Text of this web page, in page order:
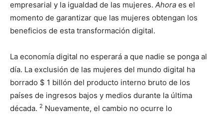
empresarial y la igualdad de las mujeres. Ahora es el
momento de garantizar que las mujeres obtengan los
beneficios de esta transformación digital.
La economía digital no esperará a que nadie se ponga al
día. La exclusión de las mujeres del mundo digital ha
borrado $ 1 billón del producto interno bruto de los
países de ingresos bajos y medios durante la última
década. 2 Nuevamente, el cambio no ocurre lo